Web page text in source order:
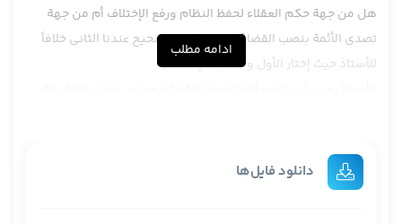
هل من جهة حكم العقلاء لحفظ النظام ورفع الإختلاف أم من جهة
تصدي الأئمة بنصب القضاة تقدم الكلام الصحيح عندنا الثاني خلافاً
للأستاذ حيث إختار الأول ولا حاجة للإعادة .
والعلمية وما كتب في هذه المرحلة من كتب قانونية بدايةً مثل روح
القوانين وروح الشرايع لمونتسكيو يصرح بأنّ النظام لابد أن يتشكل
ادامه مطلب
دانلود فایل‌ها